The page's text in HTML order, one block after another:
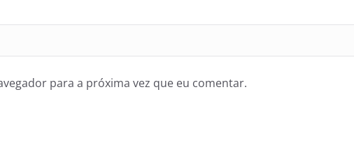
para a próxima vez que eu comentar.